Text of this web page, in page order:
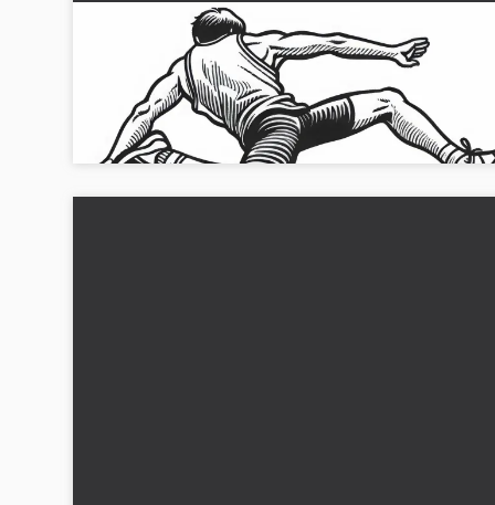
Långhopparen flyger genom luften ner i
sandgropen – Målarbild friidrott gratis
Upplev längdhopparen i aktion! Ladda ner den gratis
och designa den precis som du vill...